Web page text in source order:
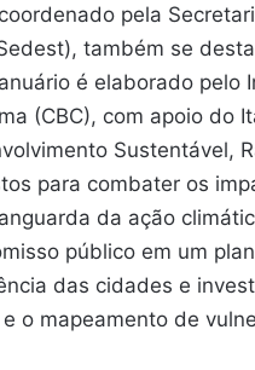
pela
também se
é elaborado pelo
(CBC), com apoio do
Sustentável,
para combater os
da ação
público em um
das cidades e
o mapeamento de